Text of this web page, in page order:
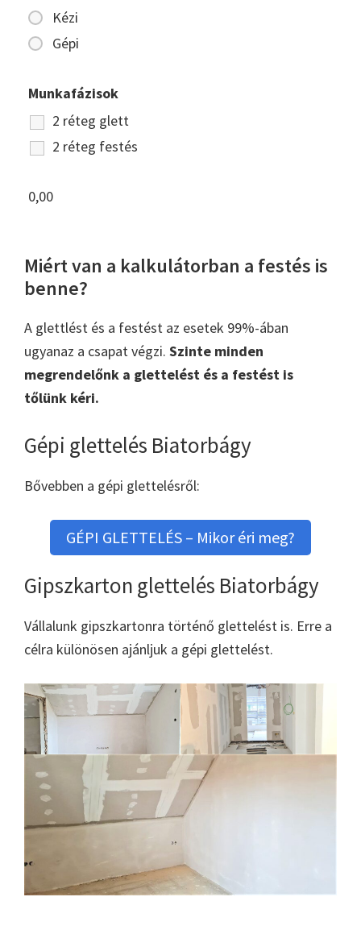
Kézi
Gépi
Munkafázisok
2 réteg glett
2 réteg festés
0,00
Miért van a kalkulátorban a festés is
benne?
A glettlést és a festést az esetek 99%-ában
ugyanaz a csapat végzi. Szinte minden
megrendelőnk a glettelést és a festést is
tőlünk kéri.
Gépi glettelés Biatorbágy
Bővebben a gépi glettelésről:
GÉPI GLETTELÉS – Mikor éri meg?
Gipszkarton glettelés Biatorbágy
Vállalunk gipszkartonra történő glettelést is. Erre a
célra különösen ajánljuk a gépi glettelést.